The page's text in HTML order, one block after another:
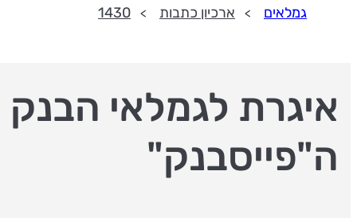
גמלאים ארכיון כתבות 1430
איגרת לגמלאי
ה"פייסבנק"